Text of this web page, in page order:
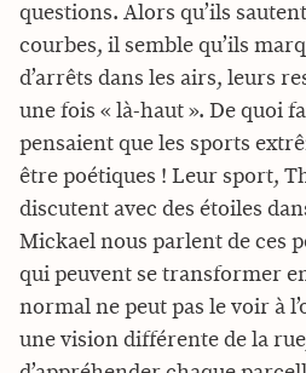
questions. Alors qu’ils
courbes, il semble qu’ils
d’arrêts dans les airs, leurs
une fois « là-haut ». De quoi
pensaient que les sports
être poétiques ! Leur sport,
discutent avec des étoiles
Mickael nous parlent de ces
qui peuvent se transformer
normal ne peut pas le voir à
une vision différente de la